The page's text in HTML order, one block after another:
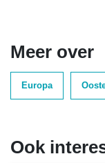
Meer over
Europa
Ook